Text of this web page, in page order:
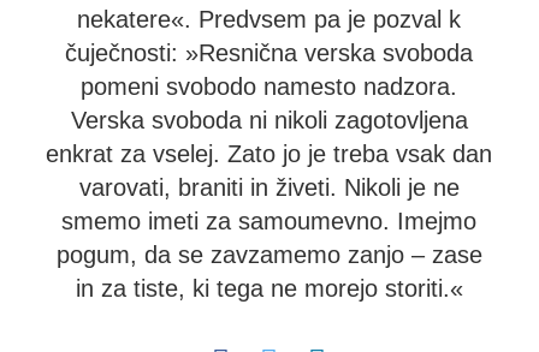
nekatere«. Predvsem pa je pozval k
čuječnosti: »Resnična verska svoboda
pomeni svobodo namesto nadzora.
Verska svoboda ni nikoli zagotovljena
enkrat za vselej. Zato jo je treba vsak dan
varovati, braniti in živeti. Nikoli je ne
smemo imeti za samoumevno. Imejmo
pogum, da se zavzamemo zanjo – zase
in za tiste, ki tega ne morejo storiti.«